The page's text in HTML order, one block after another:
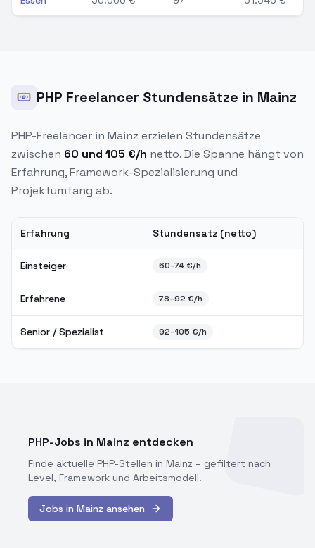
PHP Freelancer Stundensätze in Mainz
PHP-Freelancer in Mainzerzielen Stundensätze
zwischen 60 und 105 €/h netto. Die Spanne hängt von
Erfahrung, Framework-Spezialisierung und
Projektumfang ab.
Erfahrung Stundensatz (netto)
Einsteiger 60–74 €/h
Erfahrene 78–92 €/h
Senior / Spezialist 92–105 €/h
PHP-Jobs in Mainz entdecken
Finde aktuelle PHP-Stellen in Mainz – gefiltert nach
Level, Framework und Arbeitsmodell.
Jobs in Mainz ansehen